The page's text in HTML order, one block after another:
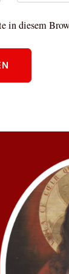
in diesem